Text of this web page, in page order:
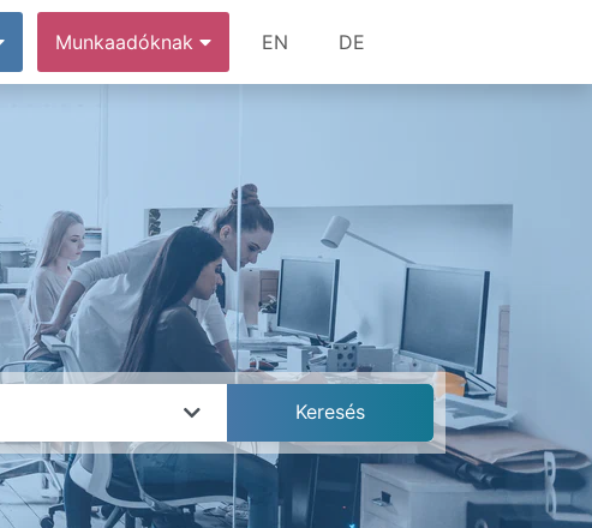
Munkaadóknak EN DE